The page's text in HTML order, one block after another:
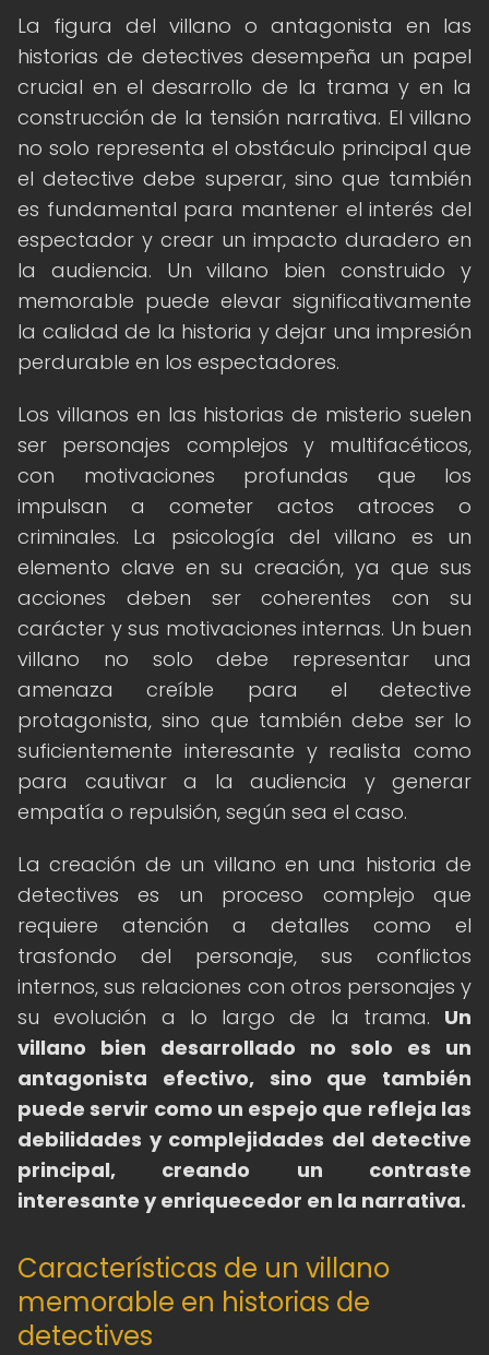
La figura del villano o antagonista en las
historias de detectives desempeña un papel
crucial en el desarrollo de la trama y en la
construcción de la tensión narrativa. El villano
no solo representa el obstáculo principal que
el detective debe superar, sino que también
es fundamental para mantener el interés del
espectador y crear un impacto duradero en
la audiencia. Un villano bien construido y
memorable puede elevar significativamente
la calidad de la historia y dejar una impresión
perdurable en los espectadores.
Los villanos en las historias de misterio suelen
ser personajes complejos y multifacéticos,
con motivaciones profundas que los
impulsan a cometer actos atroces o
criminales. La psicología del villano es un
elemento clave en su creación, ya que sus
acciones deben ser coherentes con su
carácter y sus motivaciones internas. Un buen
villano no solo debe representar una
amenaza creíble para el detective
protagonista, sino que también debe ser lo
suficientemente interesante y realista como
para cautivar a la audiencia y generar
empatía o repulsión, según sea el caso.
La creación de un villano en una historia de
detectives es un proceso complejo que
requiere atención a detalles como el
trasfondo del personaje, sus conflictos
internos, sus relaciones con otros personajes y
su evolución a lo largo de la trama. Un
villano bien desarrollado no solo es un
antagonista efectivo, sino que también
puede servir como un espejo que refleja las
debilidades y complejidades del detective
principal, creando un contraste
interesante y enriquecedor en la narrativa.
Características de un villano
memorable en historias de
detectives